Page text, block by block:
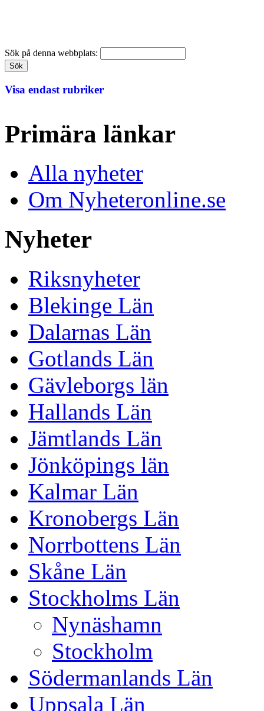
Sök på denna webbplats:
Visa endast rubriker
Primära länkar
Alla nyheter
Om Nyheteronline.se
Nyheter
Riksnyheter
Blekinge Län
Dalarnas Län
Gotlands Län
Gävleborgs län
Hallands Län
Jämtlands Län
Jönköpings län
Kalmar Län
Kronobergs Län
Norrbottens Län
Skåne Län
Stockholms Län
Nynäshamn
Stockholm
Södermanlands Län
Uppsala Län